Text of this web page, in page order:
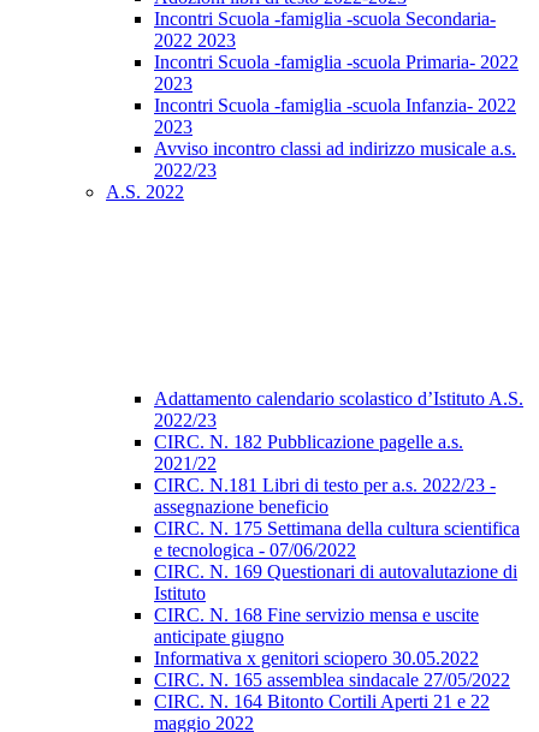
Incontri Scuola -famiglia -scuola Secondaria-
2022 2023
Incontri Scuola -famiglia -scuola Primaria- 2022
2023
Incontri Scuola -famiglia -scuola Infanzia- 2022
2023
Avviso incontro classi ad indirizzo musicale a.s.
2022/23
A.S. 2022
Adattamento calendario scolastico d’Istituto A.S.
2022/23
CIRC. N. 182 Pubblicazione pagelle a.s.
2021/22
CIRC. N.181 Libri di testo per a.s. 2022/23 -
assegnazione beneficio
CIRC. N. 175 Settimana della cultura scientifica
e tecnologica - 07/06/2022
CIRC. N. 169 Questionari di autovalutazione di
Istituto
CIRC. N. 168 Fine servizio mensa e uscite
anticipate giugno
Informativa x genitori sciopero 30.05.2022
CIRC. N. 165 assemblea sindacale 27/05/2022
CIRC. N. 164 Bitonto Cortili Aperti 21 e 22
maggio 2022